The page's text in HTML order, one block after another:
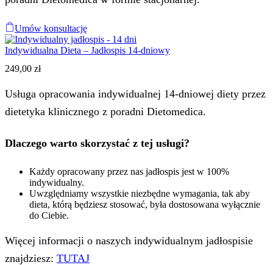
Umów konsultację
Indywidualna Dieta – Jadłospis 14-dniowy
249,00 zł
Usługa opracowania indywidualnej 14-dniowej diety przez
dietetyka klinicznego z poradni Dietomedica.
Dlaczego warto skorzystać z tej usługi?
Każdy opracowany przez nas jadłospis jest w 100%
indywidualny.
Uwzględniamy wszystkie niezbędne wymagania, tak aby
dieta, którą będziesz stosować, była dostosowana wyłącznie
do Ciebie.
Więcej informacji o naszych indywidualnym jadłospisie
znajdziesz: TUTAJ